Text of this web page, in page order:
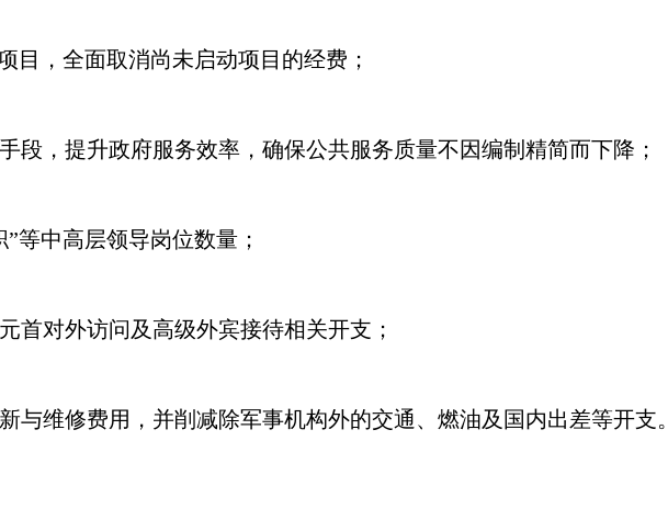
目，全面取消尚未启动项目的经费；
段，提升政府服务效率，确保公共服务质量不因编制精简而下降；
等中高层领导岗位数量；
首对外访问及高级外宾接待相关开支；
与维修费用，并削减除军事机构外的交通、燃油及国内出差等开支。